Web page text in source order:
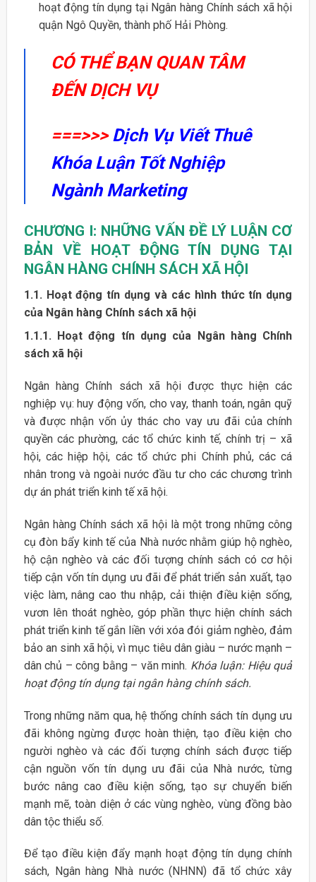
hoạt động tín dụng tại Ngân hàng Chính sách xã hội
quận Ngô Quyền, thành phố Hải Phòng.
CÓ THỂ BẠN QUAN TÂM
ĐẾN DỊCH VỤ
===>>>Dịch Vụ Viết Thuê
Khóa Luận Tốt Nghiệp
Ngành Marketing
CHƯƠNG I: NHỮNG VẤN ĐỀ LÝ LUẬN CƠ
BẢN VỀ HOẠT ĐỘNG TÍN DỤNG TẠI
NGÂN HÀNG CHÍNH SÁCH XÃ HỘI
1.1. Hoạt động tín dụng và các hình thức tín dụng
của Ngân hàng Chính sách xã hội
1.1.1. Hoạt động tín dụng của Ngân hàng Chính
sách xã hội
Ngân hàng Chính sách xã hội được thực hiện các
nghiệp vụ: huy động vốn, cho vay, thanh toán, ngân quỹ
và được nhận vốn ủy thác cho vay ưu đãi của chính
quyền các phường, các tổ chức kinh tế, chính trị – xã
hội, các hiệp hội, các tổ chức phi Chính phủ, các cá
nhân trong và ngoài nước đầu tư cho các chương trình
dự án phát triển kinh tế xã hội.
Ngân hàng Chính sách xã hội là một trong những công
cụ đòn bẩy kinh tế của Nhà nước nhằm giúp hộ nghèo,
hộ cận nghèo và các đối tượng chính sách có cơ hội
tiếp cận vốn tín dụng ưu đãi để phát triển sản xuất, tạo
việc làm, nâng cao thu nhập, cải thiện điều kiện sống,
vươn lên thoát nghèo, góp phần thực hiện chính sách
phát triển kinh tế gắn liền với xóa đói giảm nghèo, đảm
bảo an sinh xã hội, vì mục tiêu dân giàu – nước mạnh –
dân chủ – công bằng – văn minh. Khóa luận: Hiệu quả
hoạt động tín dụng tại ngân hàng chính sách.
Trong những năm qua, hệ thống chính sách tín dụng ưu
đãi không ngừng được hoàn thiện, tạo điều kiện cho
người nghèo và các đối tượng chính sách được tiếp
cận nguồn vốn tín dụng ưu đãi của Nhà nước, từng
bước nâng cao điều kiện sống, tạo sự chuyển biến
mạnh mẽ, toàn diện ở các vùng nghèo, vùng đồng bào
dân tộc thiểu số.
Để tạo điều kiện đẩy mạnh hoạt động tín dụng chính
sách, Ngân hàng Nhà nước (NHNN) đã tổ chức xây